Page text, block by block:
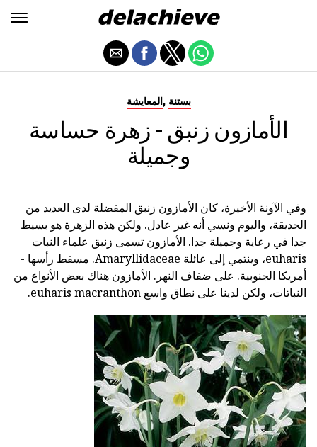
المعايشة , بستنة
الأمازون زنبق - زهرة حساسة
وجميلة
وفي الآونة الأخيرة، كان الأمازون زنبق المفضلة لدى العديد من
الحديقة، واليوم ونسي أنه غير عادل. ولكن هذه الزهرة هو بسيط
جدا في رعاية وجميلة جدا. الأمازون تسمى زنبق علماء النبات
euharis، وينتمي إلى عائلة Amaryllidaceae. مسقط رأسها -
أمريكا الجنوبية. على ضفاف النهر. الأمازون هناك بعض الأنواع من
النباتات، ولكن لدينا على نطاق واسع euharis macranthon.